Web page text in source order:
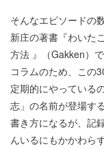
そんなエピソードの
新庄の著書『わいた
方法 』（Gakken）
コラムのため、この
定期的にやっている
志」の名前が登場す
書き方になるが、記
んいるにもかかわらず